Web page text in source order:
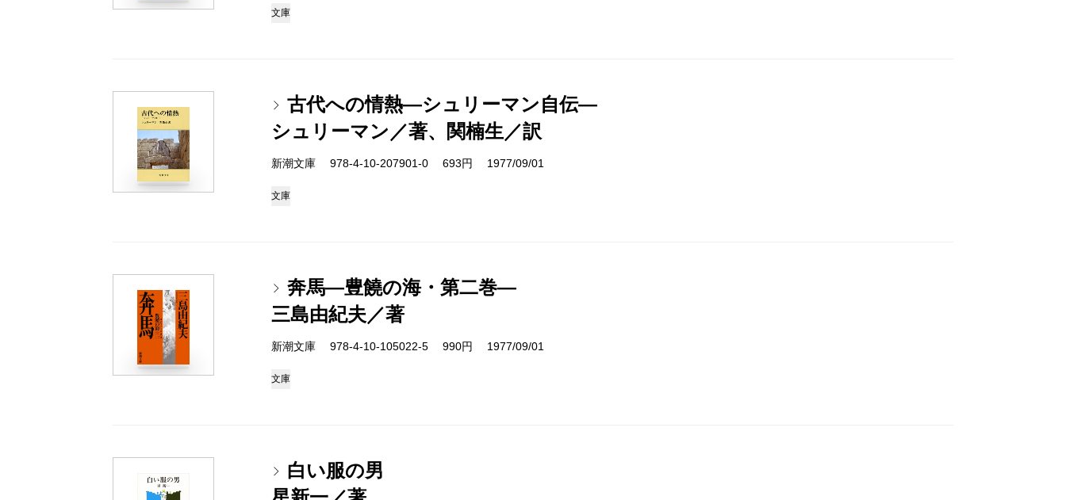
文庫
古代への情熱―シュリーマン自伝―
シュリーマン／著、関楠生／訳
新潮文庫 978-4-10-207901-0 693円 1977/09/01
文庫
奔馬―豊饒の海・第二巻―
三島由紀夫／著
新潮文庫 978-4-10-105022-5 990円 1977/09/01
文庫
白い服の男